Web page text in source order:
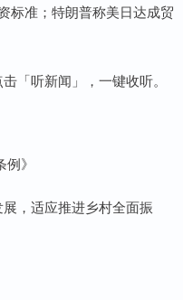
标准；特朗普称美日达成贸
「听新闻」，一键收听。
》
，适应推进乡村全面振